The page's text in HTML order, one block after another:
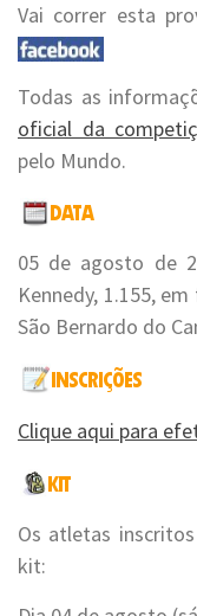
Vai correr esta
Todas as
oficial da
pelo Mundo.
05 de agosto de
Kennedy, 1.155,
São Bernardo do
Clique aqui para
Os atletas
kit: